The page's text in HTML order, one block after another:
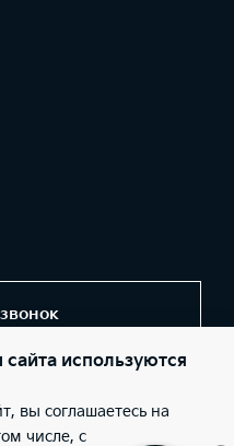
+7 (3953) 350-444;
адрес: г.
используются
вы соглашаетесь на
числе, с